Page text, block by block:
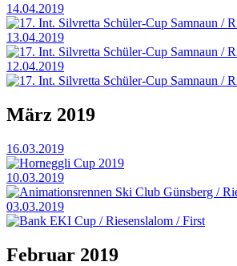
14.04.2019
17. Int. Silvretta Schüler-Cup Samnaun /
13.04.2019
17. Int. Silvretta Schüler-Cup Samnaun /
12.04.2019
17. Int. Silvretta Schüler-Cup Samnaun /
März 2019
16.03.2019
Horneggli Cup 2019
10.03.2019
Animationsrennen Ski Club Günsberg /
03.03.2019
Bank EKI Cup / Riesenslalom / First
Februar 2019